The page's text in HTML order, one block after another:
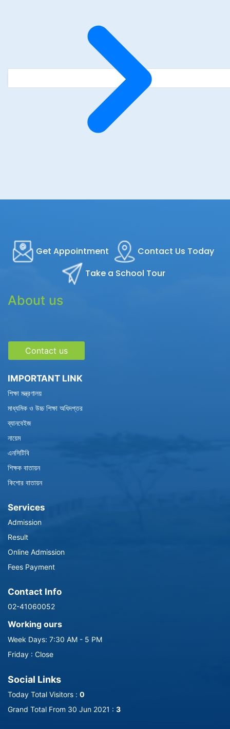
Get Appointment
Contact Us Today
Take a School Tour
About us
Contact us
IMPORTANT LINK
শিক্ষা মন্ত্রণালয়
মাধ্যমিক ও উচ্চ শিক্ষা অধিদপ্তর
ব্যানবেইজ
নায়েম
এনসিটিবি
শিক্ষক বাতায়ন
কিশোর বাতায়ন
Services
Admission
Result
Online Admission
Fees Payment
Contact Info
02-41060052
Working ours
Week Days: 7:30 AM - 5 PM
Friday : Close
Social Links
Today Total Visitors : 0
Grand Total From 30 Jun 2021 : 3